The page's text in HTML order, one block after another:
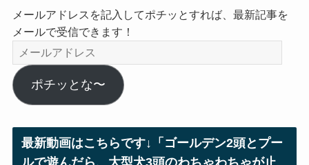
メールアドレスを記入してポチッとすれば、最新記事を
メールで受信できます！
メ
ー
ル
ア
ス
ポチッとな〜
最新動画はこちらです↓「ゴールデン2頭とプー